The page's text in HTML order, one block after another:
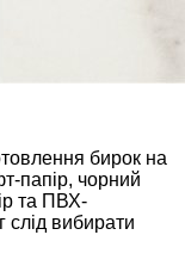
бирок на
папір, чорний
та ПВХ-
слід вибирати